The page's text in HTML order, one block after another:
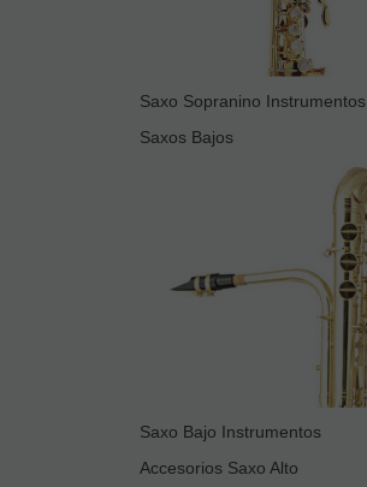
Saxo Sopranino Instrumentos
Saxos Bajos
Saxo Bajo Instrumentos
Accesorios Saxo Alto